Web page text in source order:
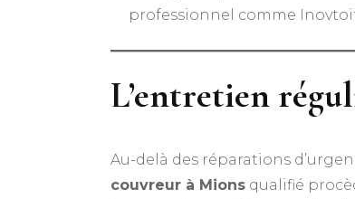
professionnel comme
L’entretien
Au-delà des réparations
couvreur à Mions qualifié